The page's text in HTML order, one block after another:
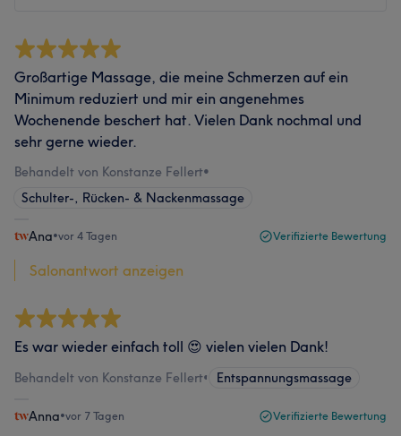
Großartige Massage, die meine Schmerzen auf ein
Minimum reduziert und mir ein angenehmes
Wochenende beschert hat. Vielen Dank nochmal und
sehr gerne wieder.
Behandelt von Konstanze Fellert•
Schulter-, Rücken- & Nackenmassage
Ana•vor 4 Tagen Verifizierte Bewertung
Salonantwort anzeigen
Es war wieder einfach toll 😍 vielen vielen Dank!
Behandelt von Konstanze Fellert• Entspannungsmassage
Anna•vor 7 Tagen Verifizierte Bewertung